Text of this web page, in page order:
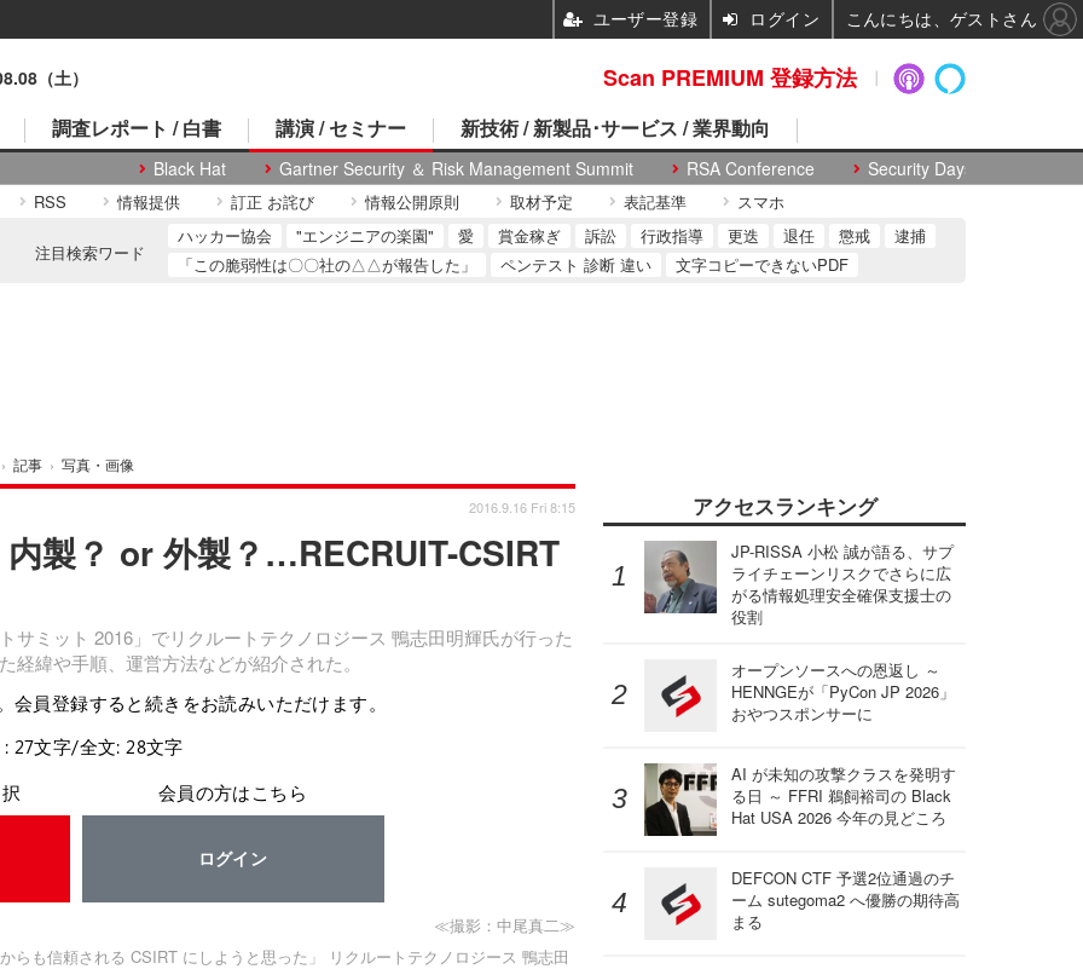
（土）
調査レポート / 白書 講演 / セミナー
Black Hat Gartner Security ＆ Risk Management Summit RSA Conference Security Days
新技術 / 新製品･サービス / 業界動向
RSS 情報提供 訂正 お詫び 情報公開原則 取材予定 表記基準 スマホ
注目検索ワード
ハッカー協会 "エンジニアの楽園" 愛 賞金稼ぎ 訴訟 行政指導 更迭 退任 懲戒
逮捕
「この脆弱性は〇〇社の△△が報告した」
ペンテスト 診断 違い 文字コピーできないPDF
› 記事 › 写真・画像
製？ or 外製？…RECRUIT-CSIRT
ミット 2016」でリクルートテクノロジース 鴨志田明輝氏が行った
緯や手順、運営方法などが紹介された。
2016.9.16 Fri 8:15
会員登録すると続きをお読みいただけます。
27文字/全文: 28文字
会員の方はこちら
ログイン
≪撮影：中尾真二≫
らも信頼される CSIRT にしようと思った」 リクルートテクノロジース 鴨志田
アクセスランキング
JP-RISSA 小松 誠が語る、サプ
ライチェーンリスクでさらに広
がる情報処理安全確保支援士の
役割
オープンソースへの恩返し ～
HENNGEが「PyCon JP 2026」
おやつスポンサーに
AI が未知の攻撃クラスを発明す
る日 ～ FFRI 鵜飼裕司の Black
Hat USA 2026 今年の見どころ
DEFCON CTF 予選2位通過のチ
ーム sutegoma2 へ優勝の期待高
まる
Scan PREMIUM 登録方法
ユーザー登録 ログイン こんにちは、ゲストさん